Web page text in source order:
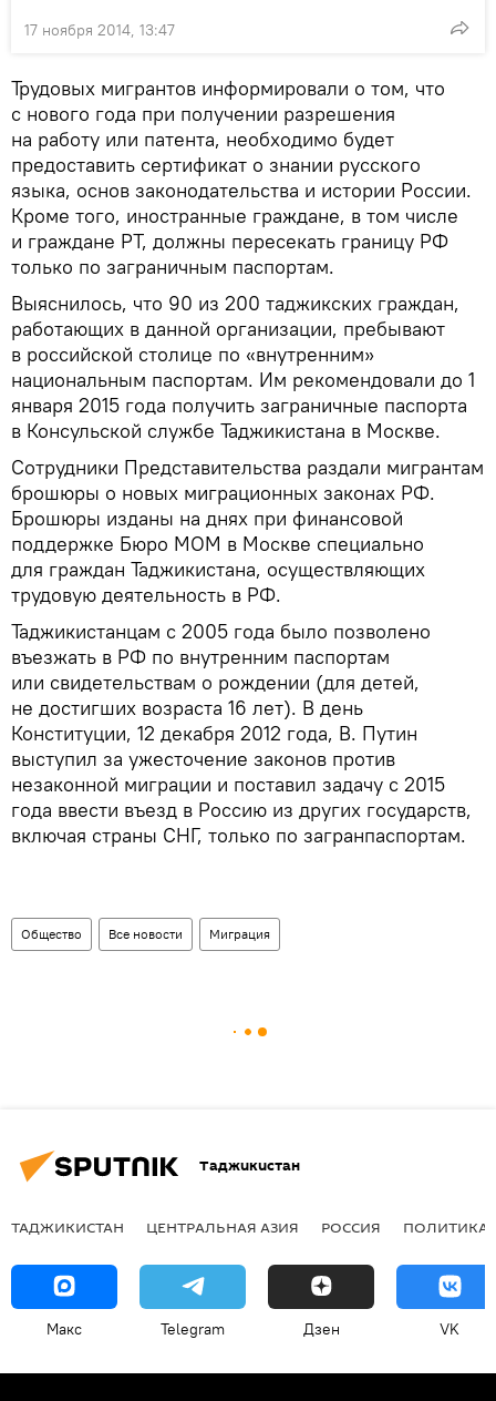
17 ноября 2014, 13:47
Трудовых мигрантов информировали о том, что
с нового года при получении разрешения
на работу или патента, необходимо будет
предоставить сертификат о знании русского
языка, основ законодательства и истории России.
Кроме того, иностранные граждане, в том числе
и граждане РТ, должны пересекать границу РФ
только по заграничным паспортам.
Выяснилось, что 90 из 200 таджикских граждан,
работающих в данной организации, пребывают
в российской столице по «внутренним»
национальным паспортам. Им рекомендовали до 1
января 2015 года получить заграничные паспорта
в Консульской службе Таджикистана в Москве.
Сотрудники Представительства раздали мигрантам
брошюры о новых миграционных законах РФ.
Брошюры изданы на днях при финансовой
поддержке Бюро МОМ в Москве специально
для граждан Таджикистана, осуществляющих
трудовую деятельность в РФ.
Таджикистанцам с 2005 года было позволено
въезжать в РФ по внутренним паспортам
или свидетельствам о рождении (для детей,
не достигших возраста 16 лет). В день
Конституции, 12 декабря 2012 года, В. Путин
выступил за ужесточение законов против
незаконной миграции и поставил задачу с 2015
года ввести въезд в Россию из других государств,
включая страны СНГ, только по загранпаспортам.
Общество Все новости Миграция
Таджикистан
ТАДЖИКИСТАН ЦЕНТРАЛЬНАЯ АЗИЯ РОССИЯ ПОЛИТИКА
Макс Telegram Дзен VK